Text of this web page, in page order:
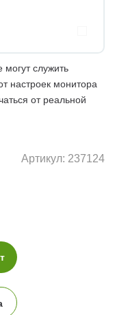
служить
настроек монитора
от реальной
Артикул: 237124